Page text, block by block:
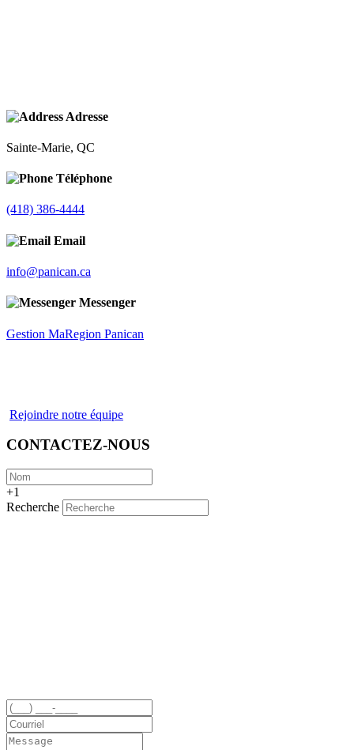
Adresse
Sainte-Marie, QC
Téléphone
(418) 386-4444
Email
info@panican.ca
Messenger
Gestion MaRegion Panican
Rejoindre notre équipe
CONTACTEZ-NOUS
+1
Recherche